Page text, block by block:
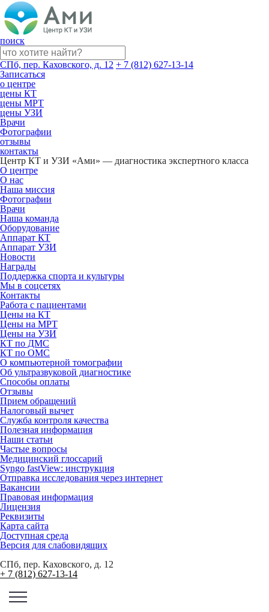
поиск
СПб, пер. Каховского, д. 12 + 7 (812) 627-13-14
Записаться
о центре
цены КТ
цены МРТ
цены УЗИ
Врачи
Фотографии
отзывы
контакты
Центр КТ и УЗИ «Ами» — диагностика экспертного класса
О центре
О нас
Наша миссия
Фотографии
Врачи
Наша команда
Оборудование
Аппарат КТ
Аппарат УЗИ
Новости
Награды
Поддержка спорта и культуры
Мы в соцсетях
Контакты
Работа с пациентами
Цены на КТ
Цены на МРТ
Цены на УЗИ
КТ по ДМС
КТ по ОМС
О компьютерной томографии
Об ультразвуковой диагностике
Способы оплаты
Отзывы
Прием обращений
Налоговый вычет
Служба контроля качества
Полезная информация
Наши статьи
Частые вопросы
Медицинский глоссарий
Syngo fastView: инструкция
Отправка исследования через интернет
Вакансии
Правовая информация
Лицензия
Реквизиты
Карта сайта
Доступная среда
Версия для слабовидящих
СПб, пер. Каховского, д. 12
+ 7 (812) 627-13-14